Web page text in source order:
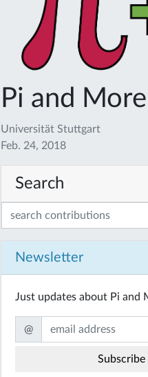
Pi and
Universität Stuttgart
Feb. 24, 2018
Search
Newsletter
Just updates about Pi and
@